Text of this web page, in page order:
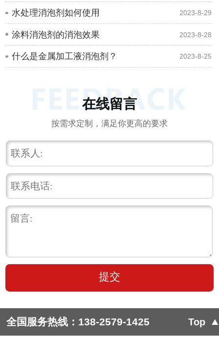
水处理消泡剂如何使用 2023-8-29
涂料消泡剂的消泡效果 2023-8-28
什么是金属加工液消泡剂？ 2023-8-25
在线留言
按需求定制，满足你更高的要求
全国服务热线： 138-2579-1425 Top